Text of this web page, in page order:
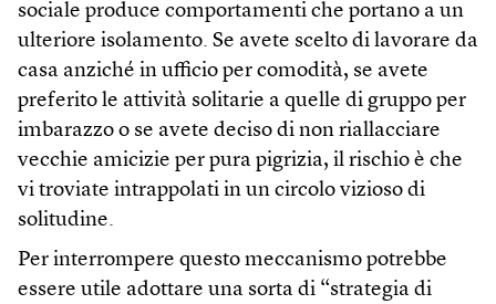
sociale produce comportamenti che portano a un
ulteriore isolamento. Se avete scelto di lavorare da
casa anziché in ufficio per comodità, se avete
preferito le attività solitarie a quelle di gruppo per
imbarazzo o se avete deciso di non riallacciare
vecchie amicizie per pura pigrizia, il rischio è che
vi troviate intrappolati in un circolo vizioso di
solitudine.
Per interrompere questo meccanismo potrebbe
essere utile adottare una sorta di “strategia di